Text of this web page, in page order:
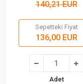
140,21 EUR
Sepetteki Fiyat
136,00 EUR
Adet